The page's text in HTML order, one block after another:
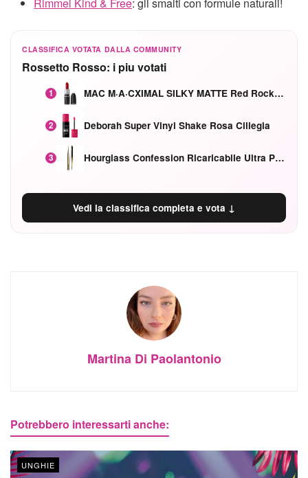
Rimmel Kind & Free: gli smalti con formule naturali!
CLASSIFICA VOTATA DALLA COMMUNITY
Rossetto Rosso: i piu votati
1 MAC M·A·CXIMAL SILKY MATTE Red Rock mat
2 Deborah Super Vinyl Shake Rosa Ciliegia
3 Hourglass Confession Ricaricabile Ultra Preciso Ad Alta Intensità Secretly Classic Red
Vedi la classifica completa e vota ↓
Martina Di Paolantonio
Potrebbero interessarti anche:
UNGHIE